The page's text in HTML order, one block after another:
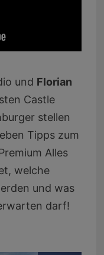
und Florian
Castle
stellen
Tipps zum
Alles
welche
und was
darf!